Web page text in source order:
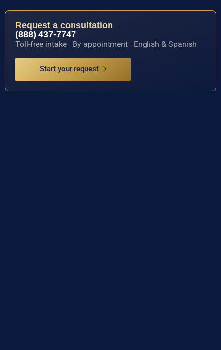
Request a consultation
(888) 437-7747
Toll-free intake · By appointment · English & Spanish
Start your request